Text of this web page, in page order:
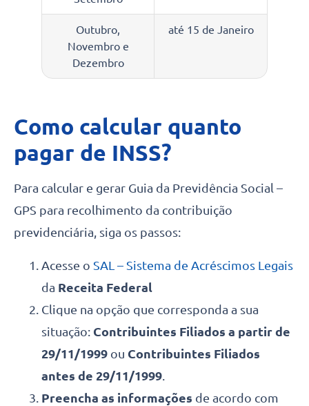
Outubro,
Novembro e
Dezembro
até 15 de Janeiro
Como calcular quanto
pagar de INSS?
Para calcular e gerar Guia da Previdência Social –
GPS para recolhimento da contribuição
previdenciária, siga os passos:
Acesse o SAL – Sistema de Acréscimos Legais
da Receita Federal
Clique na opção que corresponda a sua
situação: Contribuintes Filiados a partir de
29/11/1999 ou Contribuintes Filiados
antes de 29/11/1999.
Preencha as informações de acordo com